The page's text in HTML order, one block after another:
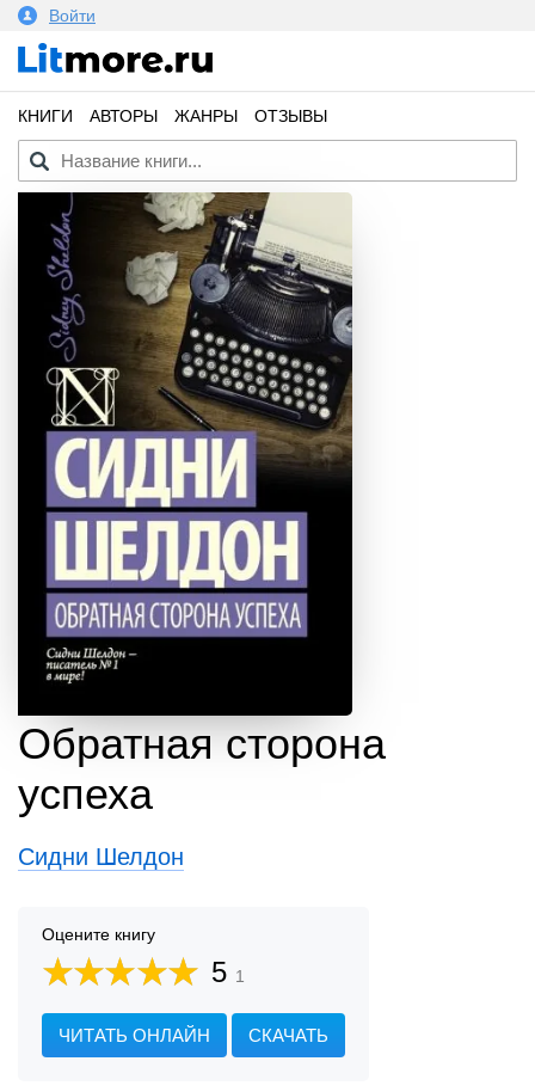
Войти
КНИГИ АВТОРЫ ЖАНРЫ ОТЗЫВЫ
Обратная сторона
успеха
Сидни Шелдон
Оцените книгу
5 1
ЧИТАТЬ ОНЛАЙН СКАЧАТЬ